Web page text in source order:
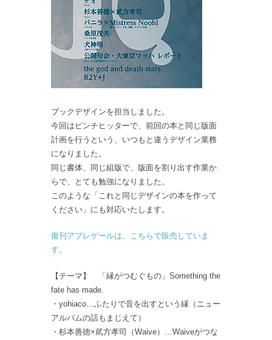
ブックデザインを担当しました。
今回はピンチヒッターで、前回の本と同じ版面
計画を行うという、いつもと違うデザイン業務
になりました。
同じ書体、同じ組版で、版面を割り出す作業か
らで、とても勉強になりました。
このような「これと同じデザインの本を作って
ください」にも対応いたします。
復刊アプレゲールは、こちらで販売していま
す。
【テーマ】 「縁がつむぐもの」Something the
fate has made.
・yohiaco…ふたりで音を出すという縁（ニュー
アルバムの話もまじえて）
・杉本善徳×貮方孝司（Waive）…Waiveがつな